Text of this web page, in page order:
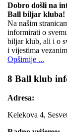
Dobro došli na
Ball biljar kluba!
Na našim
informirati o
biljar klub, ali i o
i vijestima
Opširnije ...
8 Ball klub
Adresa:
Kelekova 4,